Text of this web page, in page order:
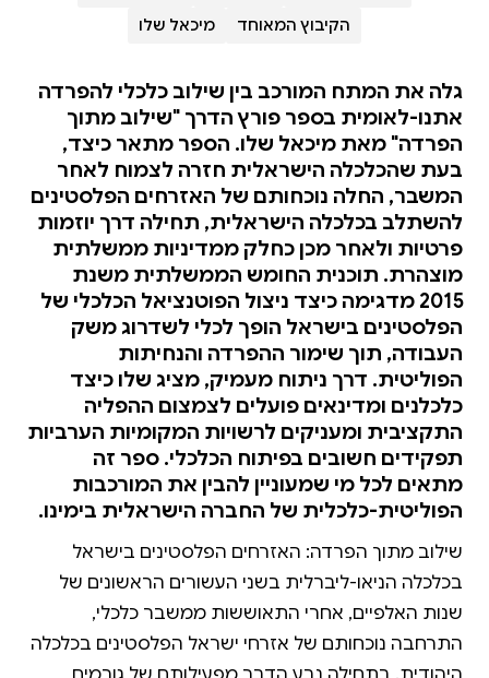
הקיבוץ המאוחד
מיכאל שלו
גלה את המתח המורכב בין שילוב כלכלי להפרדה
אתנו-לאומית בספר פורץ הדרך "שילוב מתוך
הפרדה" מאת מיכאל שלו. הספר מתאר כיצד,
בעת שהכלכלה הישראלית חזרה לצמוח לאחר
המשבר, החלה נוכחותם של האזרחים הפלסטינים
להשתלב בכלכלה הישראלית, תחילה דרך יוזמות
פרטיות ולאחר מכן כחלק ממדיניות ממשלתית
מוצהרת. תוכנית החומש הממשלתית משנת
2015 מדגימה כיצד ניצול הפוטנציאל הכלכלי של
הפלסטינים בישראל הופך לכלי לשדרוג משק
העבודה, תוך שימור ההפרדה והנחיתות
הפוליטית. דרך ניתוח מעמיק, מציג שלו כיצד
כלכלנים ומדינאים פועלים לצמצום ההפליה
התקציבית ומעניקים לרשויות המקומיות הערביות
תפקידים חשובים בפיתוח הכלכלי. ספר זה
מתאים לכל מי שמעוניין להבין את המורכבות
הפוליטית-כלכלית של החברה הישראלית בימינו.
שילוב מתוך הפרדה: האזרחים הפלסטינים בישראל
בכלכלה הניאו-ליברלית בשני העשורים הראשונים של
שנות האלפיים, אחרי התאוששות ממשבר כלכלי,
התרחבה נוכחותם של אזרחי ישראל הפלסטינים בכלכלה